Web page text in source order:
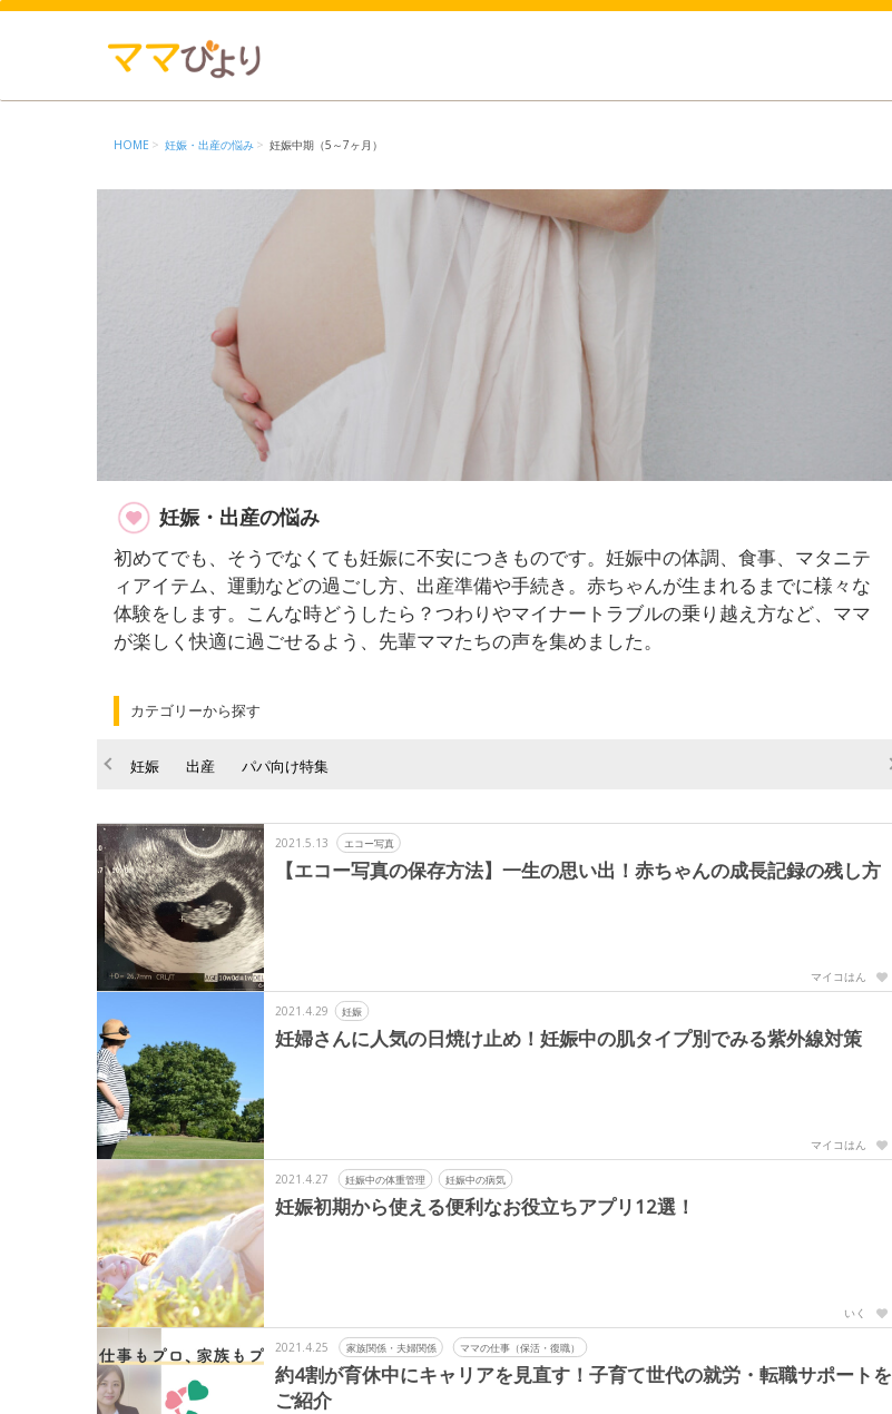
HOME 妊娠・出産の悩み 妊娠中期（5～7ヶ月）
妊娠・出産の悩み
初めてでも、そうでなくても妊娠に不安につきものです。妊娠中の体調、食事、マタニテ
ィアイテム、運動などの過ごし方、出産準備や手続き。赤ちゃんが生まれるまでに様々な
体験をします。こんな時どうしたら？つわりやマイナートラブルの乗り越え方など、ママ
が楽しく快適に過ごせるよう、先輩ママたちの声を集めました。
カテゴリーから探す
妊娠 出産 パパ向け特集
2021.5.13 エコー写真
【エコー写真の保存方法】一生の思い出！赤ちゃんの成長記録の残し方
マイコはん
2021.4.29 妊娠
妊婦さんに人気の日焼け止め！妊娠中の肌タイプ別でみる紫外線対策
マイコはん
2021.4.27 妊娠中の体重管理 妊娠中の病気
妊娠初期から使える便利なお役立ちアプリ12選！
いく
2021.4.25 家族関係・夫婦関係 ママの仕事（保活・復職）
約4割が育休中にキャリアを見直す！子育て世代の就労・転職サポートを
ご紹介